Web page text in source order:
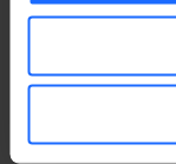
AUCH